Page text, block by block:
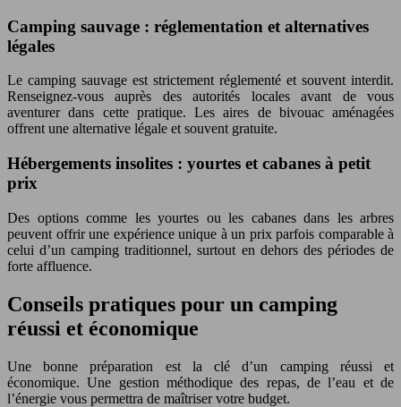
Camping sauvage : réglementation et alternatives
légales
Le camping sauvage est strictement réglementé et souvent interdit.
Renseignez-vous auprès des autorités locales avant de vous
aventurer dans cette pratique. Les aires de bivouac aménagées
offrent une alternative légale et souvent gratuite.
Hébergements insolites : yourtes et cabanes à petit
prix
Des options comme les yourtes ou les cabanes dans les arbres
peuvent offrir une expérience unique à un prix parfois comparable à
celui d’un camping traditionnel, surtout en dehors des périodes de
forte affluence.
Conseils pratiques pour un camping
réussi et économique
Une bonne préparation est la clé d’un camping réussi et
économique. Une gestion méthodique des repas, de l’eau et de
l’énergie vous permettra de maîtriser votre budget.